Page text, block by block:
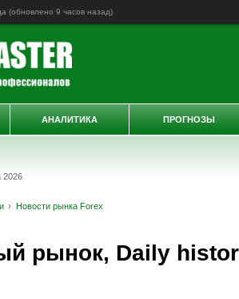
(обновлено 9 часов назад)
2026
Новости рынка Forex
рынок, Daily
АНАЛИТИКА ПРОГНОЗЫ